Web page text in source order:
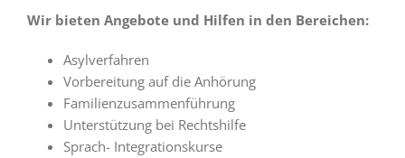
Wir bieten Angebote und Hilfen in den Bereichen:
Asylverfahren
Vorbereitung auf die Anhörung
Familienzusammenführung
Unterstützung bei Rechtshilfe
Sprach- Integrationskurse